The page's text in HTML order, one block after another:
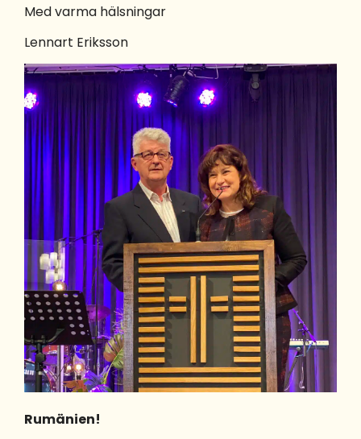
Med varma hälsningar
Lennart Eriksson
Rumänien!